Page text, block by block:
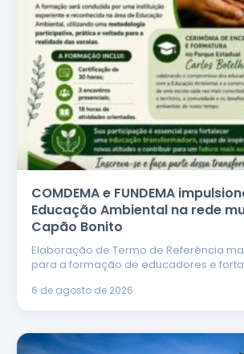
COMDEMA e FUNDEMA
Educação Ambiental na rede
Capão Bonito
Elaboração de Termo de Referência
para a formação de educadores e
6 de agosto de 2026